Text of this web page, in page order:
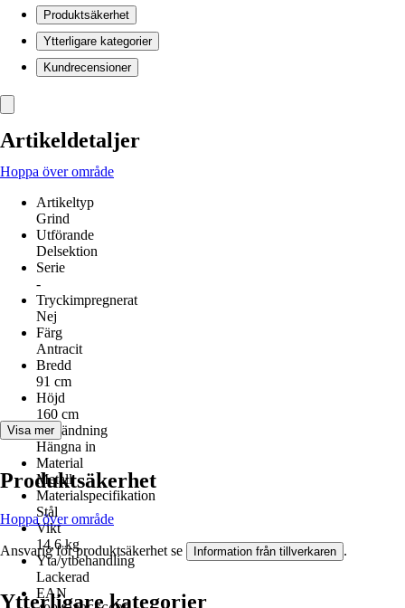
Produktsäkerhet
Ytterligare kategorier
Kundrecensioner
Artikeldetaljer
Hoppa över område
Artikeltyp
Grind
Utförande
Delsektion
Serie
-
Tryckimpregnerat
Nej
Färg
Antracit
Bredd
91 cm
Höjd
160 cm
Användning
Hängna in
Material
Metall
Materialspecifikation
Stål
Vikt
14,6 kg
Yta/ytbehandling
Lackerad
EAN
Visa mer
Produktsäkerhet
Hoppa över område
Ansvarig för produktsäkerhet se Information från tillverkaren .
Ytterligare kategorier